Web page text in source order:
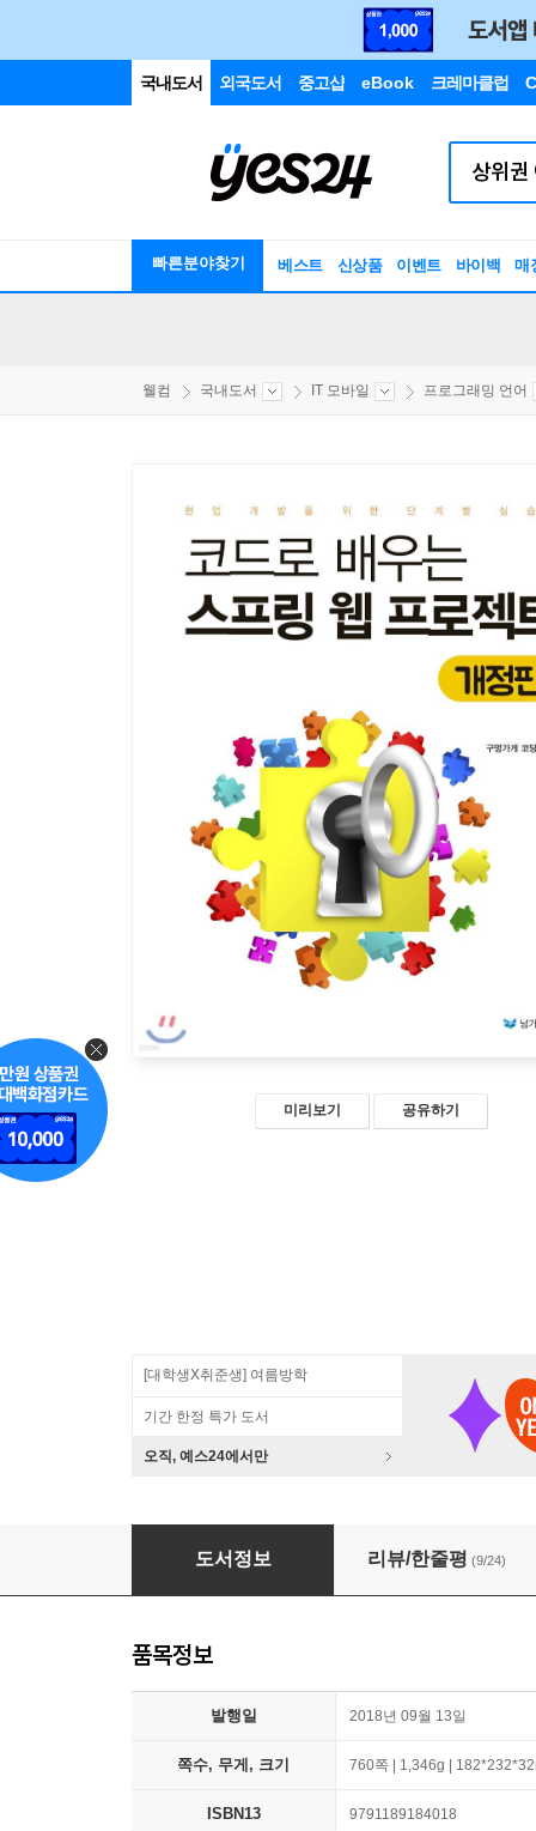
국내도서 외국도서 중고샵 eBook 크레마클럽
빠른분야찾기 베스트 신상품 이벤트 바이백 매
웰컴 국내도서 IT 모바일 프로그래밍 언어
미리보기 공유하기
[대학생X취준생] 여름방학
기간 한정 특가 도서
오직, 예스24에서만
코드로 배우는 스프링 웹 프로젝트
도서정보 리뷰/한줄평 (9/24)
품목정보
발행일 2018년 09월 13일
쪽수, 무게, 크기 760쪽 | 1,346g |
ISBN13 9791189184018